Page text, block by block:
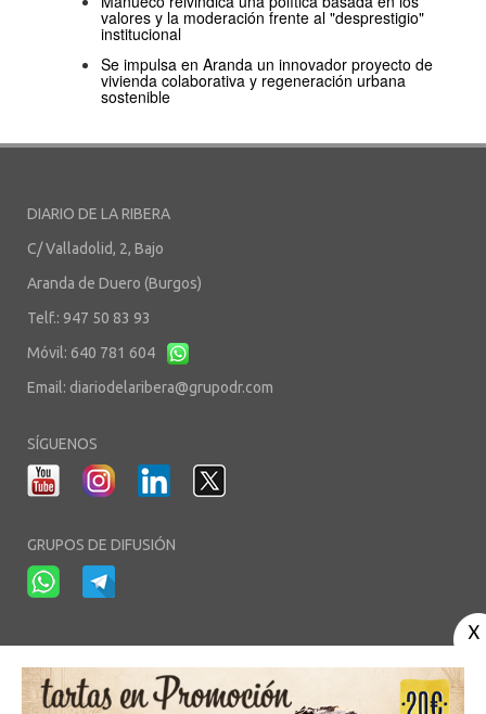
valores y la moderación frente al "desprestigio"
institucional
Se impulsa en Aranda un innovador proyecto de
vivienda colaborativa y regeneración urbana
sostenible
DIARIO DE LA RIBERA
C/ Valladolid, 2, Bajo
Aranda de Duero (Burgos)
Telf.: 947 50 83 93
Móvil: 640 781 604
Email: diariodelaribera@grupodr.com
SÍGUENOS
GRUPOS DE DIFUSIÓN